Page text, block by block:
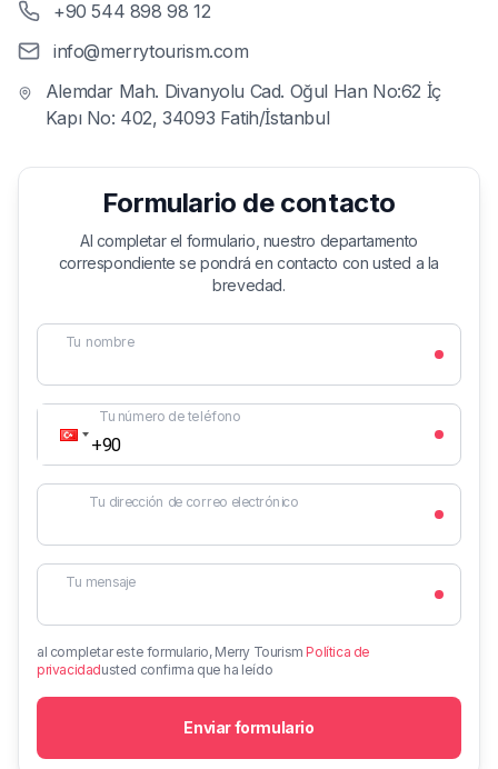
+90 544 898 98 12
info@merrytourism.com
Alemdar Mah. Divanyolu Cad. Oğul Han No:62 İç
Kapı No: 402, 34093 Fatih/İstanbul
Formulario de contacto
Al completar el formulario, nuestro departamento
correspondiente se pondrá en contacto con usted a la
brevedad.
Tu nombre
Tu número de teléfono
Tu dirección de correo electrónico
Tu mensaje
al completar este formulario,Merry Tourism Política de
privacidadusted confirma que ha leído
Enviar formulario